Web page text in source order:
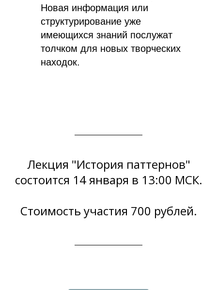
Новая информация или
структурирование уже
имеющихся знаний послужат
толчком для новых творческих
находок.
Лекция "История паттернов"
состоится 14 января в 13:00 МСК.
Стоимость участия 700 рублей.